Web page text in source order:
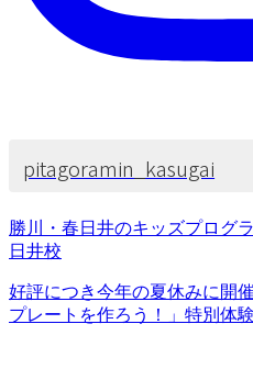
pitagoramin_kasugai
勝川・春日井のキッズプログ
日井校
好評につき今年の夏休みに開
プレートを作ろう！」特別体